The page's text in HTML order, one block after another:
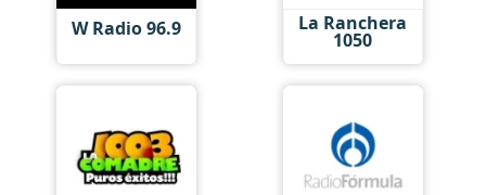
W Radio 96.9 La Ranchera
1050